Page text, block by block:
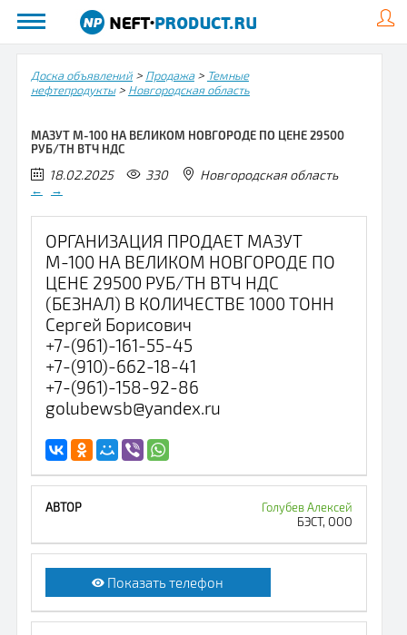
Доска объявлений> Продажа> Темные
нефтепродукты> Новгородская область
МАЗУТ М-100 НА ВЕЛИКОМ НОВГОРОДЕ ПО ЦЕНЕ 29500
РУБ/ТН ВТЧ НДС
18.02.2025 330 Новгородская область
← →
ОРГАНИЗАЦИЯ ПРОДАЕТ МАЗУТ
М-100 НА ВЕЛИКОМ НОВГОРОДЕ ПО
ЦЕНЕ 29500 РУБ/ТН ВТЧ НДС
(БЕЗНАЛ) В КОЛИЧЕСТВЕ 1000 ТОНН
Сергей Борисович
+7-(961)-161-55-45
+7-(910)-662-18-41
+7-(961)-158-92-86
golubewsb@yandex.ru
Голубев Алексей
БЭСТ, ООО
Показать телефон